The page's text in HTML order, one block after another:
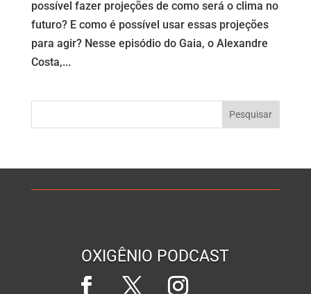
possível fazer projeções de como será o clima no
futuro? E como é possível usar essas projeções
para agir? Nesse episódio do Gaia, o Alexandre
Costa,...
OXIGÊNIO PODCAST